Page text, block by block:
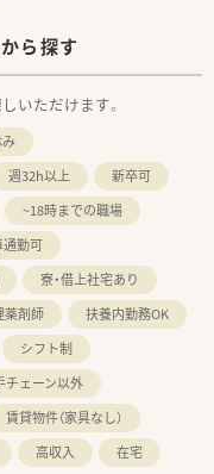
ら探す
いただけます。
週32h以上
新卒可
~18時までの職場
通勤可
寮・借上社宅あり
薬剤師
扶養内勤務OK
シフト制
チェーン以外
賃貸物件（家具なし）
高収入
在宅